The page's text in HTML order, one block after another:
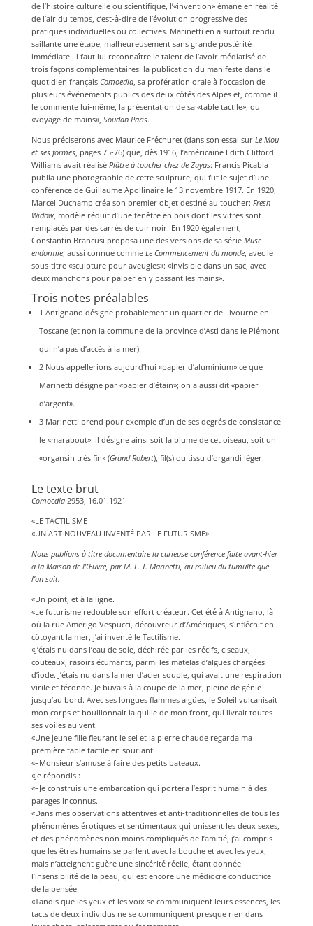
de l’histoire culturelle ou scientifique, l’«invention» émane en réalité
de l’air du temps, c’est-à-dire de l’évolution progressive des
pratiques individuelles ou collectives. Marinetti en a surtout rendu
saillante une étape, malheureusement sans grande postérité
immédiate. Il faut lui reconnaître le talent de l’avoir médiatisé de
trois façons complémentaires: la publication du manifeste dans le
quotidien français Comoedia, sa profération orale à l’occasion de
plusieurs événements publics des deux côtés des Alpes et, comme il
le commente lui-même, la présentation de sa «table tactile», ou
«voyage de mains», Soudan-Paris.
Nous préciserons avec Maurice Fréchuret (dans son essai sur Le Mou
et ses formes, pages 75-76) que, dès 1916, l’américaine Edith Clifford
Williams avait réalisé Plâtre à toucher chez de Zayas: Francis Picabia
publia une photographie de cette sculpture, qui fut le sujet d’une
conférence de Guillaume Apollinaire le 13 novembre 1917. En 1920,
Marcel Duchamp créa son premier objet destiné au toucher: Fresh
Widow, modèle réduit d’une fenêtre en bois dont les vitres sont
remplacés par des carrés de cuir noir. En 1920 également,
Constantin Brancusi proposa une des versions de sa série Muse
endormie, aussi connue comme Le Commencement du monde, avec le
sous-titre «sculpture pour aveugles»: «invisible dans un sac, avec
deux manchons pour palper en y passant les mains».
Trois notes préalables
1 Antignano désigne probablement un quartier de Livourne en
Toscane (et non la commune de la province d’Asti dans le Piémont
qui n’a pas d’accès à la mer).
2 Nous appellerions aujourd’hui «papier d’aluminium» ce que
Marinetti désigne par «papier d’étain»; on a aussi dit «papier
d’argent».
3 Marinetti prend pour exemple d’un de ses degrés de consistance
le «marabout»: il désigne ainsi soit la plume de cet oiseau, soit un
«organsin très fin» (Grand Robert), fil(s) ou tissu d’organdi léger.
Le texte brut
Comoedia2953, 16.01.1921
«LE TACTILISME
«UN ART NOUVEAU INVENTÉ PAR LE FUTURISME»
Nous publions à titre documentaire la curieuse conférence faite avant-hier
à la Maison de l’Œuvre, par M. F.-T. Marinetti, au milieu du tumulte que
l’on sait.
«Un point, et à la ligne.
«Le futurisme redouble son effort créateur. Cet été à Antignano, là
où la rue Amerigo Vespucci, découvreur d’Amériques, s’infléchit en
côtoyant la mer, j’ai inventé le Tactilisme.
«J’étais nu dans l’eau de soie, déchirée par les récifs, ciseaux,
couteaux, rasoirs écumants, parmi les matelas d’algues chargées
d’iode. J’étais nu dans la mer d’acier souple, qui avait une respiration
virile et féconde. Je buvais à la coupe de la mer, pleine de génie
jusqu’au bord. Avec ses longues flammes aigües, le Soleil vulcanisait
mon corps et bouillonnait la quille de mon front, qui livrait toutes
ses voiles au vent.
«Une jeune fille fleurant le sel et la pierre chaude regarda ma
première table tactile en souriant:
«–Monsieur s’amuse à faire des petits bateaux.
«Je répondis :
«–Je construis une embarcation qui portera l’esprit humain à des
parages inconnus.
«Dans mes observations attentives et anti-traditionnelles de tous les
phénomènes érotiques et sentimentaux qui unissent les deux sexes,
et des phénomènes non moins compliqués de l’amitié, j’ai compris
que les êtres humains se parlent avec la bouche et avec les yeux,
mais n’atteignent guère une sincérité réelle, étant donnée
l’insensibilité de la peau, qui est encore une médiocre conductrice
de la pensée.
«Tandis que les yeux et les voix se communiquent leurs essences, les
tacts de deux individus ne se communiquent presque rien dans